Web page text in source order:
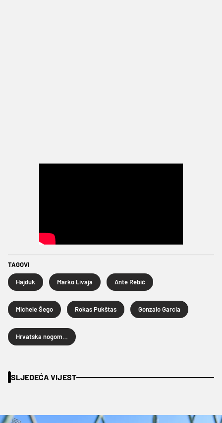
TAGOVI
Hajduk Marko Livaja Ante Rebić
Michele Šego Rokas Pukštas Gonzalo Garcia
SLJEDEĆA VIJEST